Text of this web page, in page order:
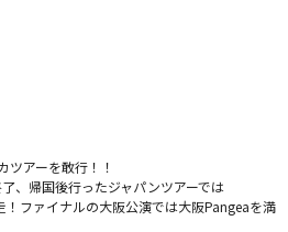
ツアーを敢行！！
、帰国後行ったジャパンツアーでは
ファイナルの大阪公演では大阪Pangeaを満